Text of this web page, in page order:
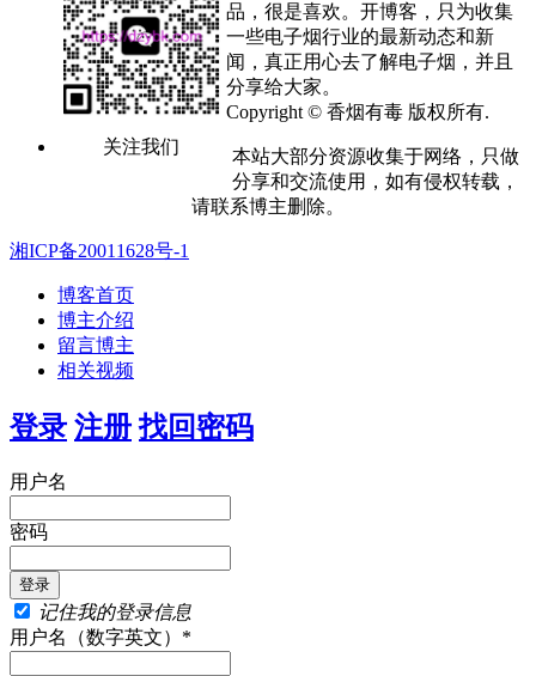
关注我们
品，很是喜欢。开博客，只为收集
一些电子烟行业的最新动态和新
闻，真正用心去了解电子烟，并且
分享给大家。
Copyright © 香烟有毒 版权所有.
本站大部分资源收集于网络，只做
分享和交流使用，如有侵权转载，
请联系博主删除。
湘ICP备20011628号-1
博客首页
博主介绍
留言博主
相关视频
登录 注册 找回密码
用户名
密码
记住我的登录信息
用户名（数字英文）*